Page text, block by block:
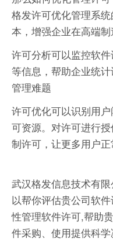
格发许可优化管理系
本，增强企业在高端制
许可分析可以监控软
等信息，帮助企业统
管理难题
许可优化可以识别用
可资源。对许可进行
制许可，让更多用户正
武汉格发信息技术有
以帮你评估贵公司软
性管理软件许可,帮助
件采购、使用提供科